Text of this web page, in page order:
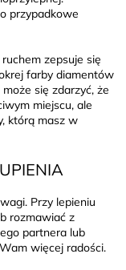
przypadkowe
zepsuje się
farby diamentów
się zdarzyć, że
miejscu, ale
którą masz w
Przy lepieniu
rozmawiać z
partnera lub
więcej radości.